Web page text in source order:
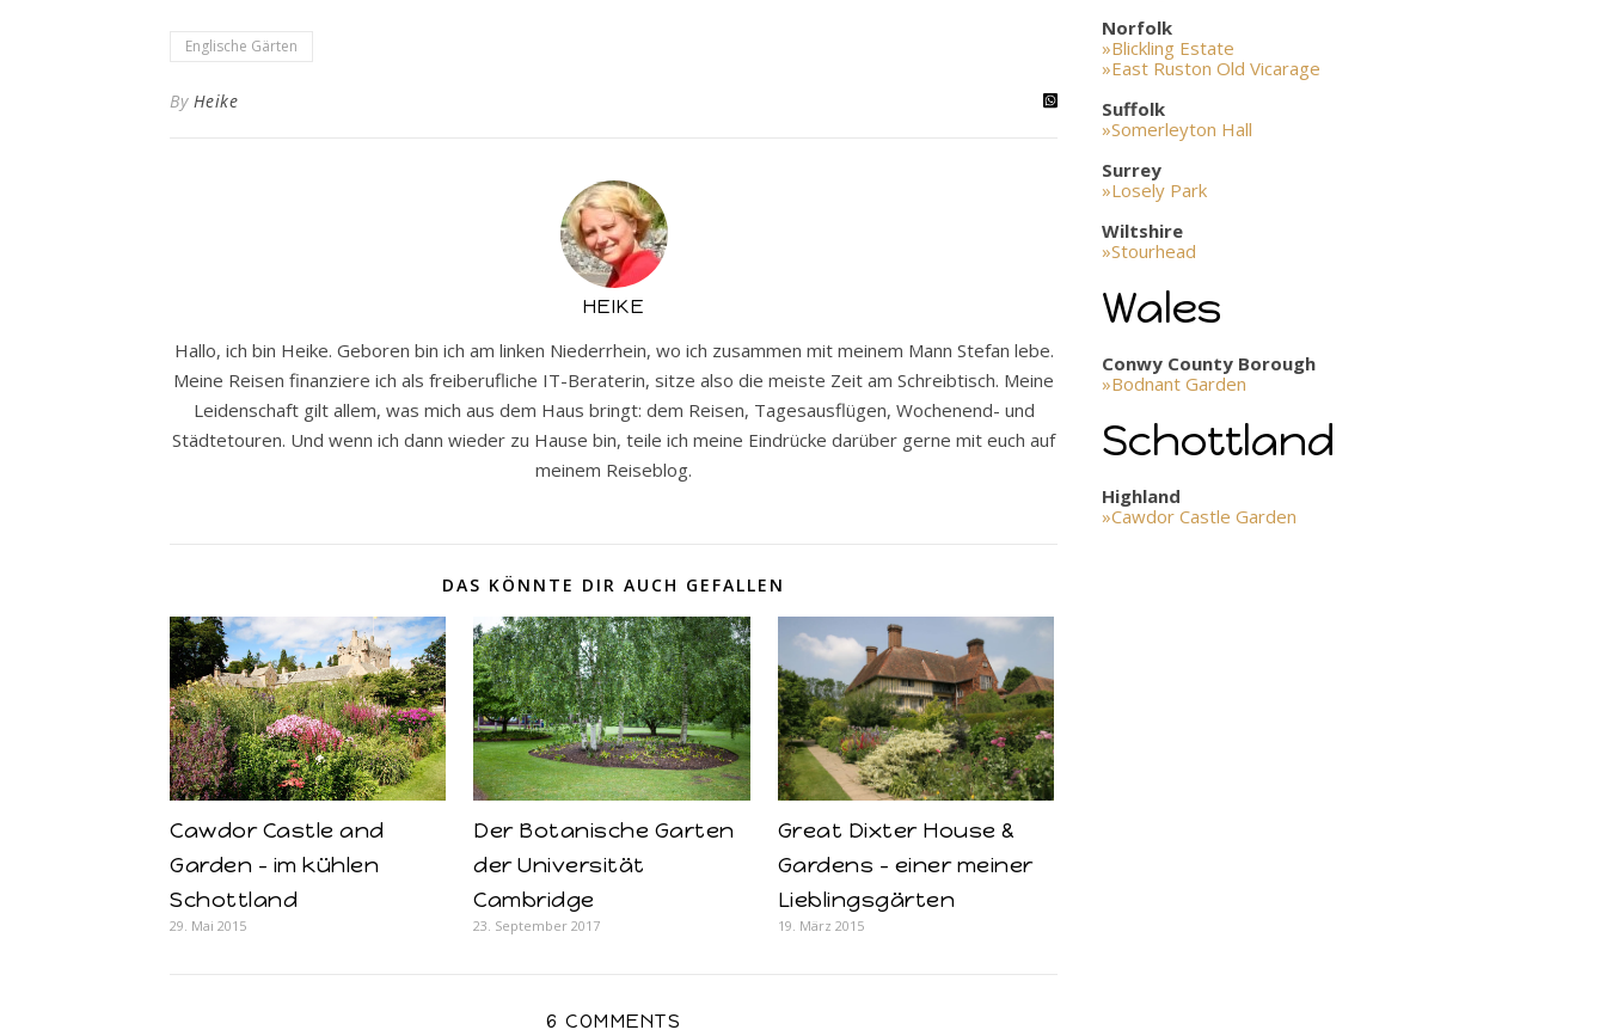
Englische Gärten
By Heike
HEIKE
Hallo, ich bin Heike. Geboren bin ich am linken Niederrhein, wo ich zusammen mit meinem Mann Stefan lebe.
Meine Reisen finanziere ich als freiberufliche IT-Beraterin, sitze also die meiste Zeit am Schreibtisch. Meine
Leidenschaft gilt allem, was mich aus dem Haus bringt: dem Reisen, Tagesausflügen, Wochenend- und
Städtetouren. Und wenn ich dann wieder zu Hause bin, teile ich meine Eindrücke darüber gerne mit euch auf
meinem Reiseblog.
DAS KÖNNTE DIR AUCH GEFALLEN
Cawdor Castle and
Garden – im kühlen
Schottland
29. Mai 2015
Der Botanische Garten
der Universität
Cambridge
23. September 2017
Great Dixter House &
Gardens – einer meiner
Lieblingsgärten
19. März 2015
6 COMMENTS
Norfolk
»Blickling Estate
»East Ruston Old Vicarage
Suffolk
»Somerleyton Hall
Surrey
»Losely Park
Wiltshire
»Stourhead
Wales
Conwy County Borough
»Bodnant Garden
Schottland
Highland
»Cawdor Castle Garden